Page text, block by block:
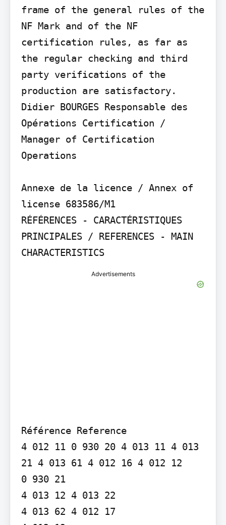
frame of the general rules of the
NF Mark and of the NF
certification rules, as far as
the regular checking and third
party verifications of the
production are satisfactory.
Didier BOURGES Responsable des
Opérations Certification /
Manager of Certification
Operations
Annexe de la licence / Annex of
license 683586/M1
RÉFÉRENCES - CARACTÉRISTIQUES
PRINCIPALES / REFERENCES - MAIN
CHARACTERISTICS
Advertisements
Référence Reference
4 012 11 0 930 20 4 013 11 4 013
21 4 013 61 4 012 16 4 012 12
0 930 21
4 013 12 4 013 22
4 013 62 4 012 17